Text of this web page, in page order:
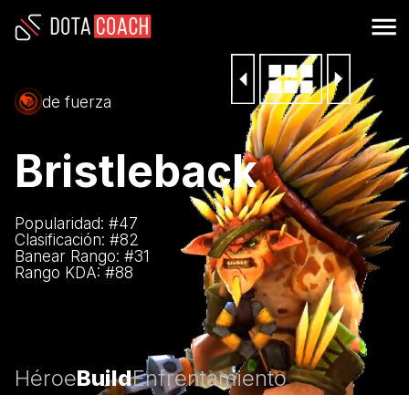
de fuerza
Bristleback
Popularidad: #47
Clasificación: #82
Banear Rango: #31
Rango KDA: #88
HéroeBuildEnfrentamiento